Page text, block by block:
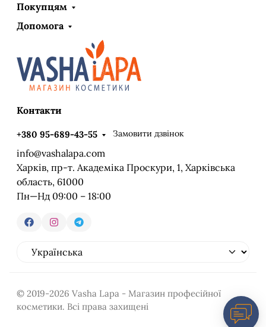
Покупцям
Допомога
Контакти
+380 95-689-43-55 Замовити дзвінок
info@vashalapa.com
Харків, пр-т. Академіка Проскури, 1, Харківська
область, 61000
Пн—Нд 09:00 – 18:00
© 2019-2026 Vasha Lapa - Магазин професійної
косметики. Всі права захищені